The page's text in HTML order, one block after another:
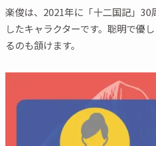
楽俊は、2021年に「十二国記」
したキャラクターです。聡明で優
るのも頷けます。